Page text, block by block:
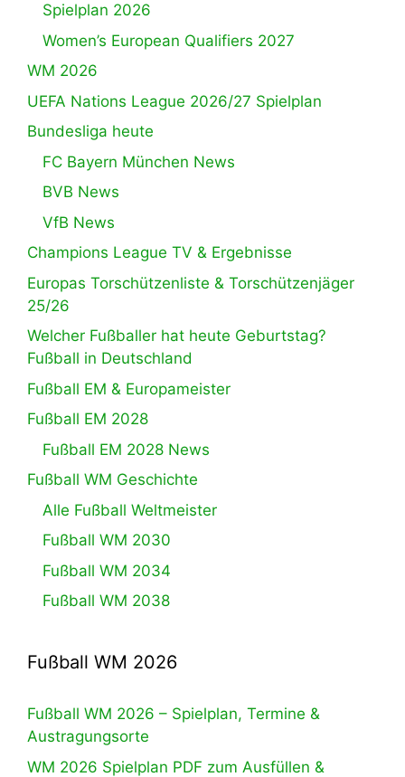
Spielplan 2026
Women’s European Qualifiers 2027
WM 2026
UEFA Nations League 2026/27 Spielplan
Bundesliga heute
FC Bayern München News
BVB News
VfB News
Champions League TV & Ergebnisse
Europas Torschützenliste & Torschützenjäger
25/26
Welcher Fußballer hat heute Geburtstag?
Fußball in Deutschland
Fußball EM & Europameister
Fußball EM 2028
Fußball EM 2028 News
Fußball WM Geschichte
Alle Fußball Weltmeister
Fußball WM 2030
Fußball WM 2034
Fußball WM 2038
Fußball WM 2026
Fußball WM 2026 – Spielplan, Termine &
Austragungsorte
WM 2026 Spielplan PDF zum Ausfüllen &